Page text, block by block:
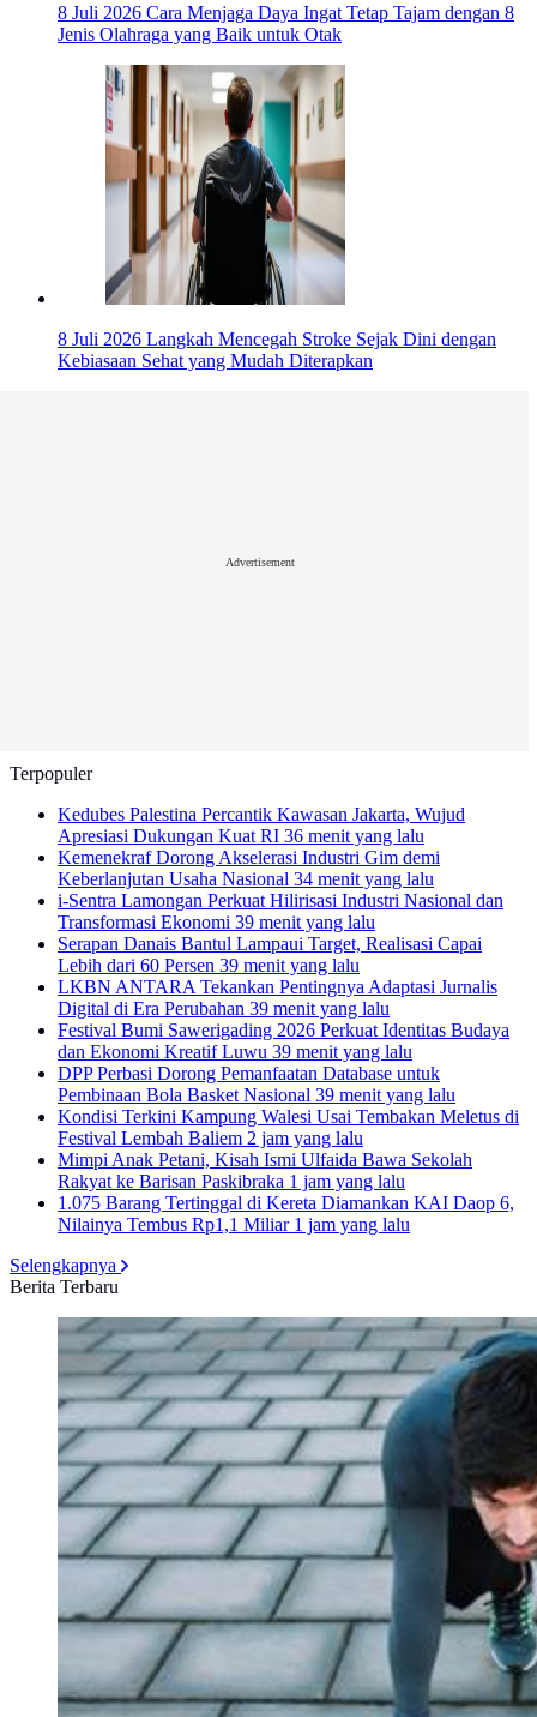
8 Juli 2026 Cara Menjaga Daya Ingat Tetap Tajam dengan 8
Jenis Olahraga yang Baik untuk Otak
8 Juli 2026 Langkah Mencegah Stroke Sejak Dini dengan
Kebiasaan Sehat yang Mudah Diterapkan
Advertisement
Terpopuler
Kedubes Palestina Percantik Kawasan Jakarta, Wujud
Apresiasi Dukungan Kuat RI 36 menit yang lalu
Kemenekraf Dorong Akselerasi Industri Gim demi
Keberlanjutan Usaha Nasional 34 menit yang lalu
i-Sentra Lamongan Perkuat Hilirisasi Industri Nasional dan
Transformasi Ekonomi 39 menit yang lalu
Serapan Danais Bantul Lampaui Target, Realisasi Capai
Lebih dari 60 Persen 39 menit yang lalu
LKBN ANTARA Tekankan Pentingnya Adaptasi Jurnalis
Digital di Era Perubahan 39 menit yang lalu
Festival Bumi Sawerigading 2026 Perkuat Identitas Budaya
dan Ekonomi Kreatif Luwu 39 menit yang lalu
DPP Perbasi Dorong Pemanfaatan Database untuk
Pembinaan Bola Basket Nasional 39 menit yang lalu
Kondisi Terkini Kampung Walesi Usai Tembakan Meletus di
Festival Lembah Baliem 2 jam yang lalu
Mimpi Anak Petani, Kisah Ismi Ulfaida Bawa Sekolah
Rakyat ke Barisan Paskibraka 1 jam yang lalu
1.075 Barang Tertinggal di Kereta Diamankan KAI Daop 6,
Nilainya Tembus Rp1,1 Miliar 1 jam yang lalu
Selengkapnya
Berita Terbaru